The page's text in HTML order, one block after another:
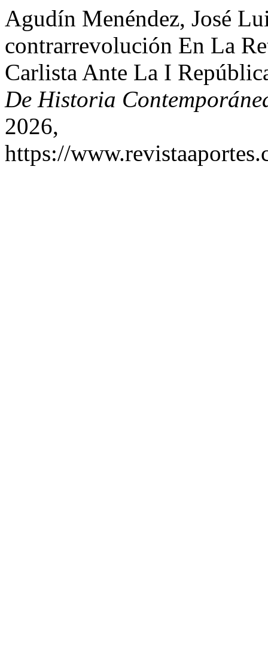
Agudín Menéndez, José
contrarrevolución En La
Carlista Ante La I
De Historia
2026,
https://